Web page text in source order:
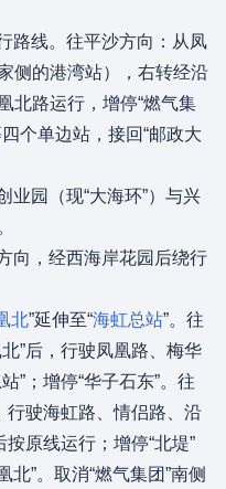
路线。往平沙方向：从凤
侧的港湾站），右转经沿
路运行，增停“燃气集
个单边站，接回“邮政大
业园（现“大海环”）与兴
向，经西海岸花园后绕行
北”延伸至“海虹总站”。往
”后，行驶凤凰路、梅华
”；增停“华子石东”。往
行驶海虹路、情侣路、沿
原线运行；增停“北堤”
北”。取消“燃气集团”南侧